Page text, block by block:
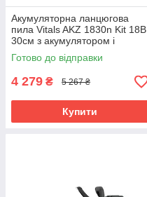
Акумуляторна ланцюгова
пила Vitals AKZ 1830n Kit 18В
30см з акумулятором і
зарядним бездротова пила
Готово до відправки
4 279 ₴ 5 267 ₴
Купити